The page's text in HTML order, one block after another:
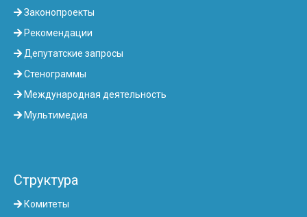
Законопроекты
Рекомендации
Депутатские запросы
Стенограммы
Международная деятельность
Мультимедиа
Структура
Комитеты